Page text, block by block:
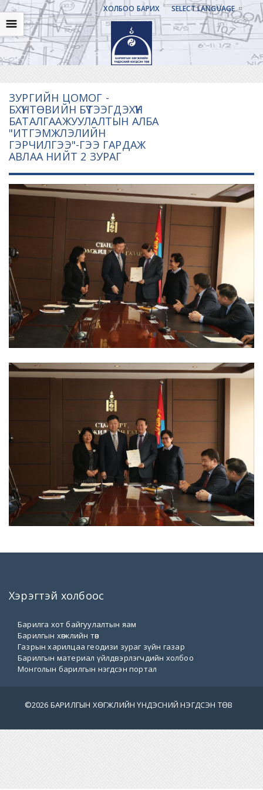
ХОЛБОО БАРИХ SELECT LANGUAGE
☰
ЗУРГИЙН ЦОМОГ -
БХҮНТӨВИЙН БҮТЭЭГДЭХҮҮН
БАТАЛГААЖУУЛАЛТЫН АЛБА
"ИТГЭМЖЛЭЛИЙН
ГЭРЧИЛГЭЭ"-ГЭЭ ГАРДАЖ
АВЛАА НИЙТ 2 ЗУРАГ
Хэрэгтэй холбоос
Барилга хот байгуулалтын яам
Барилгын хөгжлийн төв
Газрын харилцаа геодизи зураг зүйн газар
Барилгын материал үйлдвэрлэгчдийн холбоо
Монголын барилгын нэгдсэн портал
©2026 БАРИЛГЫН ХӨГЖЛИЙН ҮНДЭСНИЙ НЭГДСЭН ТӨВ